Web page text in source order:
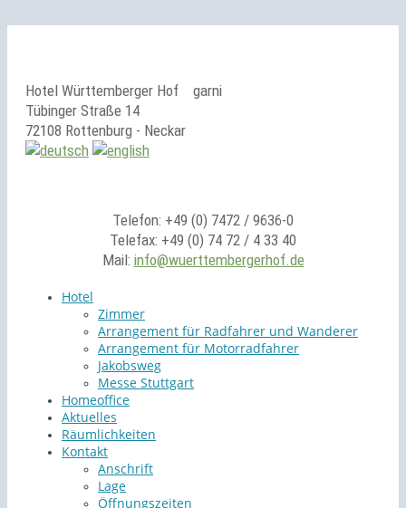
Hotel Württemberger Hof
garni
Tübinger Straße 14
72108 Rottenburg - Neckar
Telefon: +49 (0) 7472 / 9636-0
Telefax: +49 (0) 74 72 / 4 33 40
Mail: info@wuerttembergerhof.de
Hotel
Zimmer
Arrangement für Radfahrer und Wanderer
Arrangement für Motorradfahrer
Jakobsweg
Messe Stuttgart
Homeoffice
Aktuelles
Räumlichkeiten
Kontakt
Anschrift
Lage
Öffnungszeiten